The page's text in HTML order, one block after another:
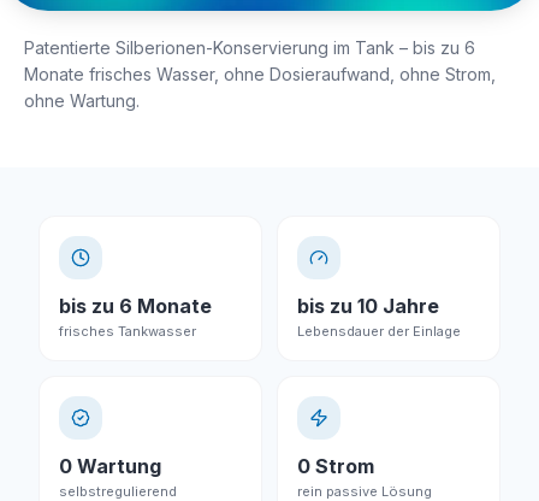
Patentierte Silberionen-Konservierung im Tank – bis zu 6
Monate frisches Wasser, ohne Dosieraufwand, ohne Strom,
ohne Wartung.
bis zu 6 Monate
frisches Tankwasser
bis zu 10 Jahre
Lebensdauer der Einlage
0 Wartung
selbstregulierend
0 Strom
rein passive Lösung